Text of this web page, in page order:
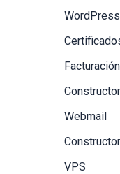
WordPress
Facturación
Webmail
VPS